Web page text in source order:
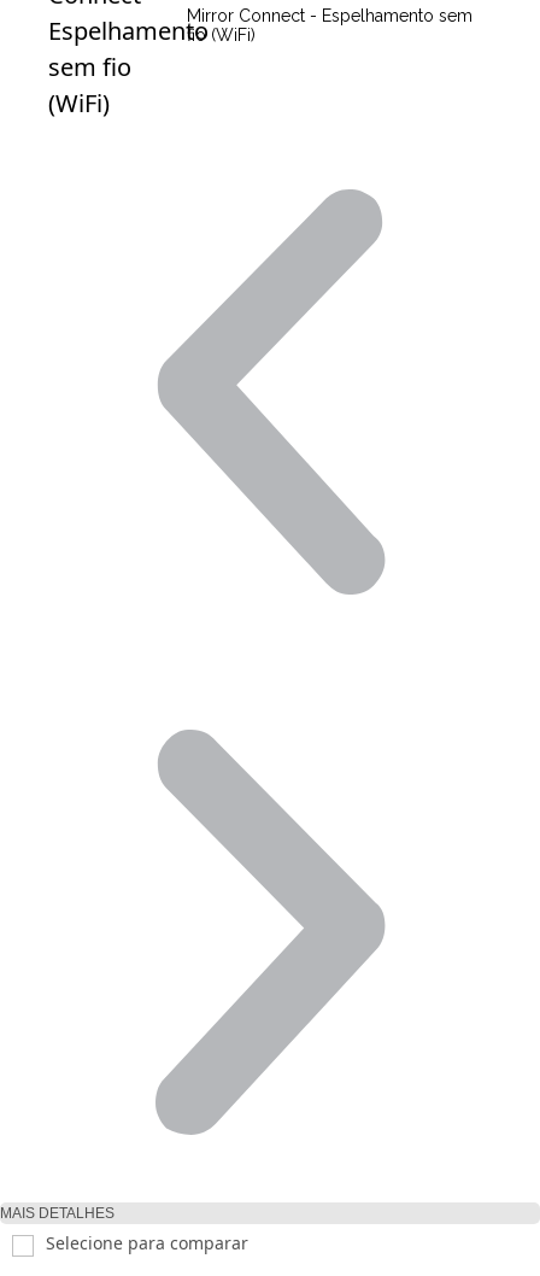
Mirror Connect - Espelhamento sem
fio (WiFi)
MAIS DETALHES
Selecione para comparar